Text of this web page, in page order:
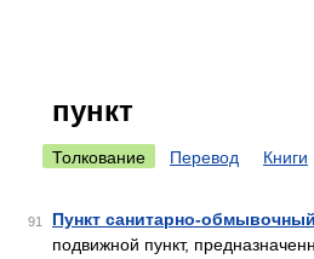
пункт
Толкование Перевод Книги
91 Пункт санитарно-обмывочный
подвижной пункт,